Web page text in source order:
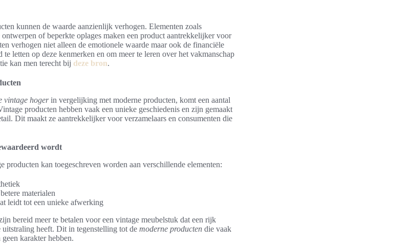
kunnen de waarde aanzienlijk verhogen. Elementen zoals
of beperkte oplages maken een product aantrekkelijker voor
verhogen niet alleen de emotionele waarde maar ook de financiële
te letten op deze kenmerken en om meer te leren over het vakmanschap
kan men terecht bij deze bron.
vintage hogerin vergelijking met moderne producten, komt een aantal
producten hebben vaak een unieke geschiedenis en zijn gemaakt
Dit maakt ze aantrekkelijker voor verzamelaars en consumenten die
wordt
producten kan toegeschreven worden aan verschillende elementen:
materialen
leidt tot een unieke afwerking
bereid meer te betalen voor een vintage meubelstuk dat een rijk
uitstraling heeft. Dit in tegenstelling tot de moderne producten die vaak
karakter hebben.